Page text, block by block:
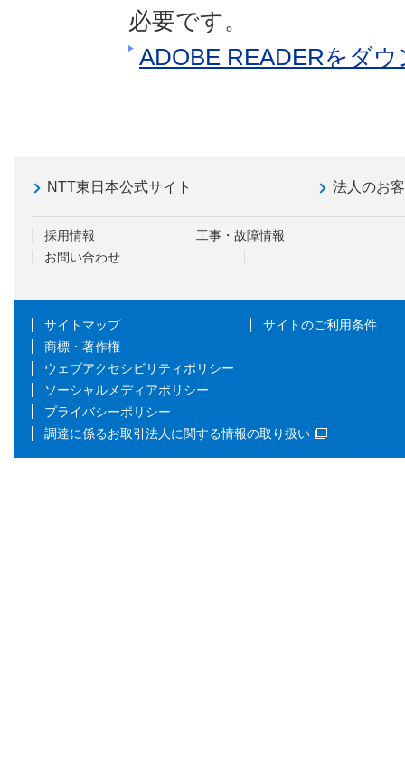
必要です。
ADOBE READERをダ
NTT東日本公式サイト 法人のお
採用情報
工事・故障情報
お問い合わせ
サイトマップ
サイトのご利用条件
商標・著作権
ウェブアクセシビリティポリシー
ソーシャルメディアポリシー
プライバシーポリシー
調達に係るお取引法人に関する情報の取り扱い